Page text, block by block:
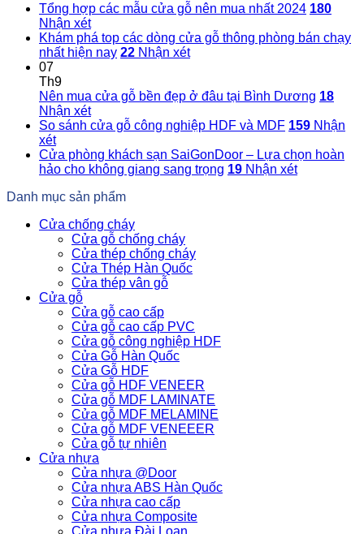
Tổng hợp các mẫu cửa gỗ nên mua nhất 2024 180
Nhận xét
Khám phá top các dòng cửa gỗ thông phòng bán chạy
nhất hiện nay 22 Nhận xét
07
Th9
Nên mua cửa gỗ bền đẹp ở đâu tại Bình Dương 18
Nhận xét
So sánh cửa gỗ công nghiệp HDF và MDF 159 Nhận
xét
Cửa phòng khách sạn SaiGonDoor – Lựa chọn hoàn
hảo cho không giang sang trọng 19 Nhận xét
Danh mục sản phẩm
Cửa chống cháy
Cửa gỗ chống cháy
Cửa thép chống cháy
Cửa Thép Hàn Quốc
Cửa thép vân gỗ
Cửa gỗ
Cửa gỗ cao cấp
Cửa gỗ cao cấp PVC
Cửa gỗ công nghiệp HDF
Cửa Gỗ Hàn Quốc
Cửa Gỗ HDF
Cửa gỗ HDF VENEER
Cửa gỗ MDF LAMINATE
Cửa gỗ MDF MELAMINE
Cửa gỗ MDF VENEEER
Cửa gỗ tự nhiên
Cửa nhựa
Cửa nhựa @Door
Cửa nhựa ABS Hàn Quốc
Cửa nhựa cao cấp
Cửa nhựa Composite
Cửa nhựa Đài Loan